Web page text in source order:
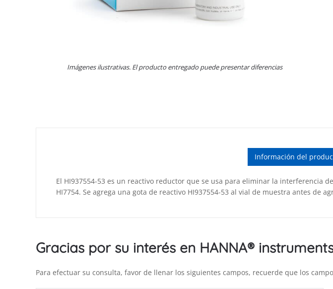
Imágenes ilustrativas. El producto entregado puede presentar diferencias
Información del
El HI937554-53 es un reactivo reductor que se usa para eliminar la interferencia
HI7754. Se agrega una gota de reactivo HI937554-53 al vial de muestra antes de
Gracias por su interés en HANNA®
Para efectuar su consulta, favor de llenar los siguientes campos, recuerde que los